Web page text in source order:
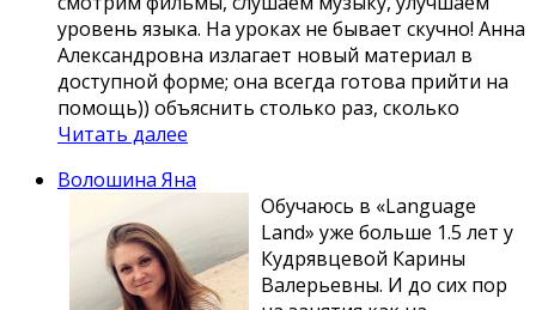
уровень языка. На уроках не бывает скучно! Анна
Александровна излагает новый материал в
доступной форме; она всегда готова прийти на
помощь)) объяснить столько раз, сколько
Читать далее
Волошина Яна
Обучаюсь в «Language
Land» уже больше 1.5 лет у
Кудрявцевой Карины
Валерьевны. И до сих пор